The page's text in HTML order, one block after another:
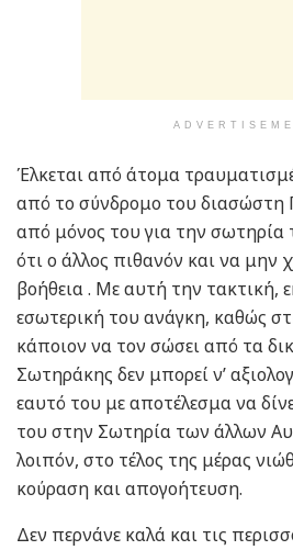
Έλκεται από άτομα
από το σύνδρομο του διασώστη
από μόνος του για την σωτηρία
ότι ο άλλος πιθανόν και να μην
βοήθεια . Με αυτή την τακτική,
εσωτερική του ανάγκη, καθώς
κάποιον να τον σώσει από τα
Σωτηράκης δεν μπορεί ν’
εαυτό του με αποτέλεσμα να
του στην Σωτηρία των άλλων
λοιπόν, στο τέλος της μέρας
κούραση και απογοήτευση.
Δεν περνάνε καλά και τις